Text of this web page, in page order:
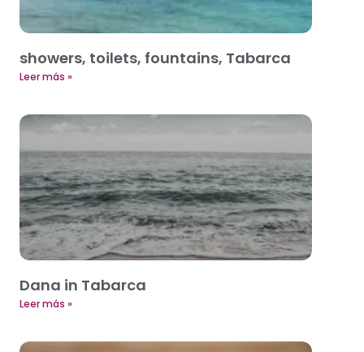
showers, toilets, fountains, Tabarca
Leer más »
Dana in Tabarca
Leer más »